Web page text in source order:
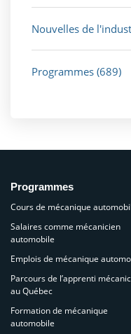
Nouvelles de
Programmes (689)
Programmes
Cours de mécanique
Salaires comme mécanicien
automobile
Emplois de mécanique
Parcours de l’apprenti
au Québec
Formation de mécanique
automobile